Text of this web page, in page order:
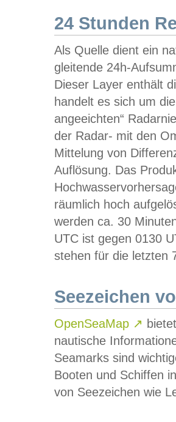
24 Stunden
Als Quelle dient ein
gleitende 24h-
Dieser Layer enthält
handelt es sich um
angeeichten“
der Radar- mit den
Mittelung von
Auflösung. Das
räumlich hoch
werden ca. 30
UTC ist gegen 0130
stehen für die letzten
Seezeichen
OpenSeaMap ↗
nautische
Seamarks sind
Booten und Schiffen
von Seezeichen wie